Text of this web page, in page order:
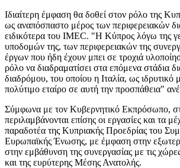
Ιδιαίτερη έμφαση θα δοθεί στον ρόλο της
ως αναπόσπαστο μέρος των περιφερειακών
ειδικότερα του IMEC. "Η Κύπρος λόγω της
υποδομών της, των περιφερειακών της
έργων που ήδη έχουν μπει σε τροχιά
ρόλο να διαδραματίσει στα επόμενα στάδια
διαδρόμου, του οποίου η Ιταλία, ως ιδρυτικό
πολύτιμο εταίρο σε αυτή την προσπάθεια"
Σύμφωνα με τον Κυβερνητικό Εκπρόσωπο,
περιλαμβάνονται επίσης οι εργασίες και τα
παραδοτέα της Κυπριακής Προεδρίας του
Ευρωπαϊκής Ένωσης, με έμφαση στην
στην εμβάθυνση της συνεργασίας με τις χώρες
και της ευρύτερης Μέσης Ανατολής.